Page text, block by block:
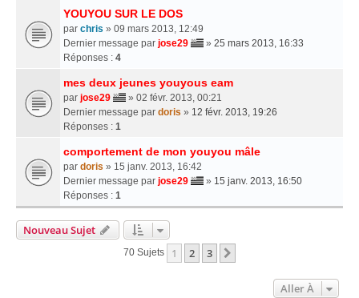
YOUYOU SUR LE DOS
par chris » 09 mars 2013, 12:49
Dernier message par jose29 » 25 mars 2013, 16:33
Réponses : 4
mes deux jeunes youyous eam
par jose29
» 02 févr. 2013, 00:21
Dernier message par doris » 12 févr. 2013, 19:26
Réponses : 1
comportement de mon youyou mâle
par doris » 15 janv. 2013, 16:42
Dernier message par jose29 » 15 janv. 2013, 16:50
Réponses : 1
Nouveau Sujet
70 Sujets 1 2 3
Aller À